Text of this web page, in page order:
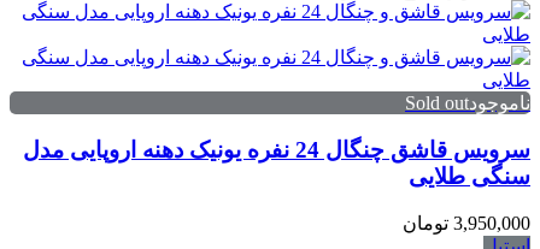
ناموجودSold out
سرویس قاشق چنگال 24 نفره یونیک دهنه اروپایی مدل
سنگی طلایی
3,950,000 تومان